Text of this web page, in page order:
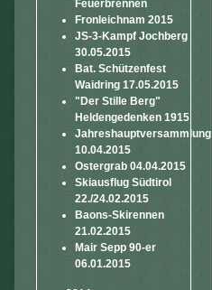
Feuerbrennen
Fronleichnam 2015
JS-3-Kampf Jochberg
30.05.2015
Bat. Schützenfest
Waidring 17.05.2015
"Der Stille Berg"
Heldengedenken 1915
Jahreshauptversammlung
10.04.2015
Ostergrab 04.04.2015
Skiausflug Südtirol
22./24.02.2015
Baons-Skirennen
21.02.2015
Mair Sepp 90-er
06.01.2015